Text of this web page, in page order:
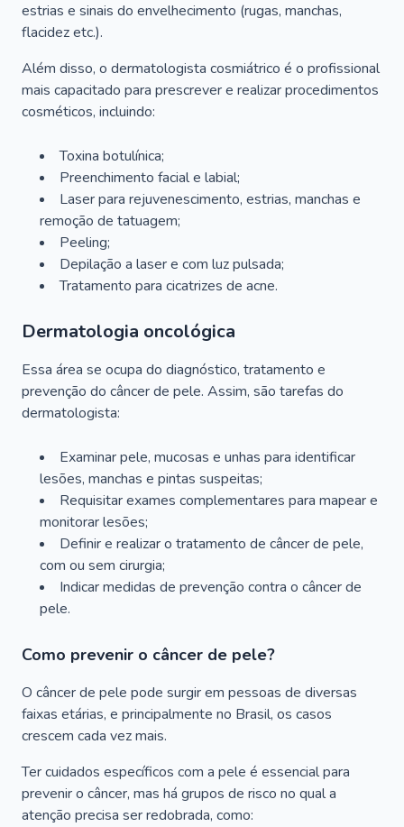
estrias e sinais do envelhecimento (rugas, manchas,
flacidez etc.).
Além disso, o dermatologista cosmiátrico é o profissional
mais capacitado para prescrever e realizar procedimentos
cosméticos, incluindo:
Toxina botulínica;
Preenchimento facial e labial;
Laser para rejuvenescimento, estrias, manchas e
remoção de tatuagem;
Peeling;
Depilação a laser e com luz pulsada;
Tratamento para cicatrizes de acne.
Dermatologia oncológica
Essa área se ocupa do diagnóstico, tratamento e
prevenção do câncer de pele. Assim, são tarefas do
dermatologista:
Examinar pele, mucosas e unhas para identificar
lesões, manchas e pintas suspeitas;
Requisitar exames complementares para mapear e
monitorar lesões;
Definir e realizar o tratamento de câncer de pele,
com ou sem cirurgia;
Indicar medidas de prevenção contra o câncer de
pele.
Como prevenir o câncer de pele?
O câncer de pele pode surgir em pessoas de diversas
faixas etárias, e principalmente no Brasil, os casos
crescem cada vez mais.
Ter cuidados específicos com a pele é essencial para
prevenir o câncer, mas há grupos de risco no qual a
atenção precisa ser redobrada, como: